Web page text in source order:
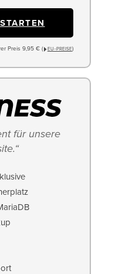
Preis 9,95 € ( EU−PREISE)
für unsere